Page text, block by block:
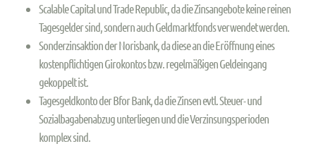
Scalable Capital und Trade Republic, da die Zinsangebote keine reinen
Tagesgelder sind, sondern auch Geldmarktfonds verwendet werden.
Sonderzinsaktion der Norisbank, da diese an die Eröffnung eines
kostenpflichtigen Girokontos bzw. regelmäßigen Geldeingang
gekoppelt ist.
Tagesgeldkonto der Bfor Bank, da die Zinsen evtl. Steuer- und
Sozialbagabenabzug unterliegen und die Verzinsungsperioden
komplex sind.